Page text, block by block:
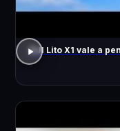
DJI Lito X1 vale a